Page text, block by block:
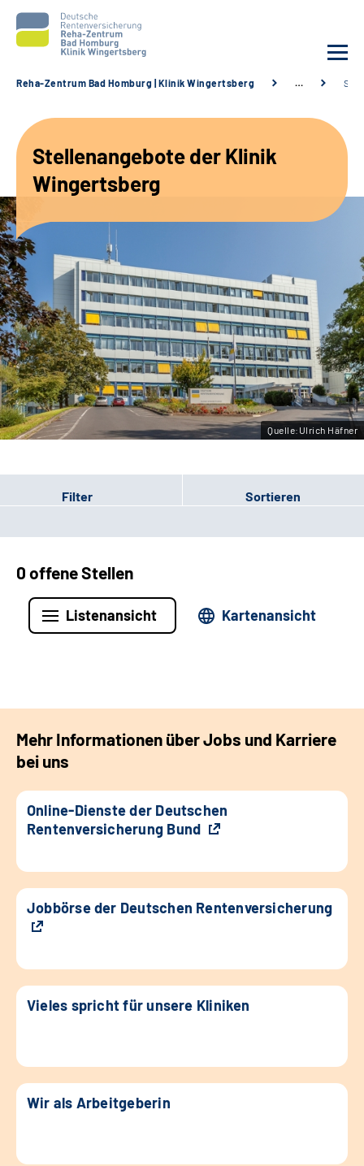
Unsere Angebote
Karriere
Sozialdienste & Zuweisende
Suche
Leichte Sprache
Gebärdensprache
Reha-Zentrum Bad Homburg | Klinik Wingertsberg …
Stellenangebote der Klinik
Wingertsberg
Quelle:Ulrich Häfner
Filter Sortieren
0 offene Stellen
Listenansicht Kartenansicht
Mehr Informationen über Jobs und Karriere
bei uns
Online-Dienste der Deutschen
Rentenversicherung Bund
Jobbörse der Deutschen Rentenversicherung
Vieles spricht für unsere Kliniken
Wir als Arbeitgeberin